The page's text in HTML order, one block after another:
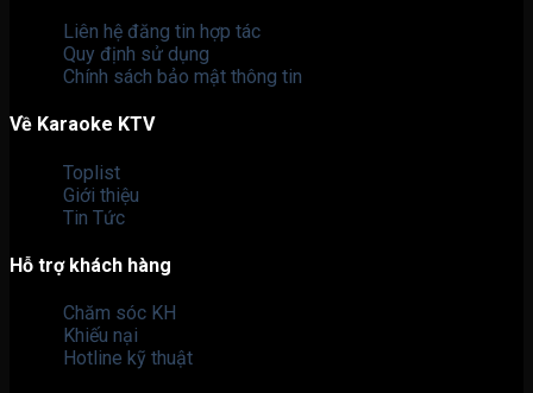
Liên hệ đăng tin hợp tác
Quy định sử dụng
Chính sách bảo mật thông tin
Về Karaoke KTV
Toplist
Giới thiệu
Tin Tức
Hỗ trợ khách hàng
Chăm sóc KH
Khiếu nại
Hotline kỹ thuật